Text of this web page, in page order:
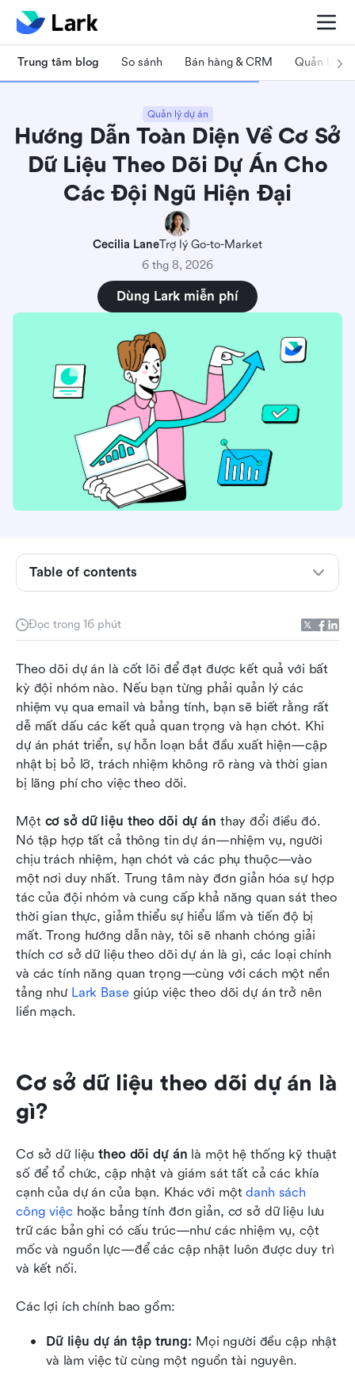
Trung tâm blog So sánh Bán hàng & CRM Quản lý dự
Quản lý dự án
Hướng Dẫn Toàn Diện Về Cơ Sở
Dữ Liệu Theo Dõi Dự Án Cho
Các Đội Ngũ Hiện Đại
Cecilia LaneTrợ lý Go-to-Market
6 thg 8, 2026
Dùng Lark miễn phí
Đọc trong 16 phút
Theo dõi dự án là cốt lõi để đạt được kết quả với bất
kỳ đội nhóm nào. Nếu bạn từng phải quản lý các
nhiệm vụ qua email và bảng tính, bạn sẽ biết rằng rất
dễ mất dấu các kết quả quan trọng và hạn chót. Khi
dự án phát triển, sự hỗn loạn bắt đầu xuất hiện—cập
nhật bị bỏ lỡ, trách nhiệm không rõ ràng và thời gian
bị lãng phí cho việc theo dõi.
Một cơ sở dữ liệu theo dõi dự án thay đổi điều đó.
Nó tập hợp tất cả thông tin dự án—nhiệm vụ, người
chịu trách nhiệm, hạn chót và các phụ thuộc—vào
một nơi duy nhất. Trung tâm này đơn giản hóa sự hợp
tác của đội nhóm và cung cấp khả năng quan sát theo
thời gian thực, giảm thiểu sự hiểu lầm và tiến độ bị
mất. Trong hướng dẫn này, tôi sẽ nhanh chóng giải
thích cơ sở dữ liệu theo dõi dự án là gì, các loại chính
và các tính năng quan trọng—cùng với cách một nền
tảng như Lark Base giúp việc theo dõi dự án trở nên
liền mạch.
Cơ sở dữ liệu theo dõi dự án là
gì?
Cơ sở dữ liệu theo dõi dự án là một hệ thống kỹ thuật
số để tổ chức, cập nhật và giám sát tất cả các khía
cạnh của dự án của bạn. Khác với một danh sách
công việc hoặc bảng tính đơn giản, cơ sở dữ liệu lưu
trữ các bản ghi có cấu trúc—như các nhiệm vụ, cột
mốc và nguồn lực—để các cập nhật luôn được duy trì
và kết nối.
Các lợi ích chính bao gồm:
Dữ liệu dự án tập trung: Mọi người đều cập nhật
và làm việc từ cùng một nguồn tài nguyên.
Table of contents
thống và linh hoạt
dự án
án
Làm thế nào để tạo cơ sở dữ liệu theo dõi dự án
Kết luận
Câu hỏi thường gặp